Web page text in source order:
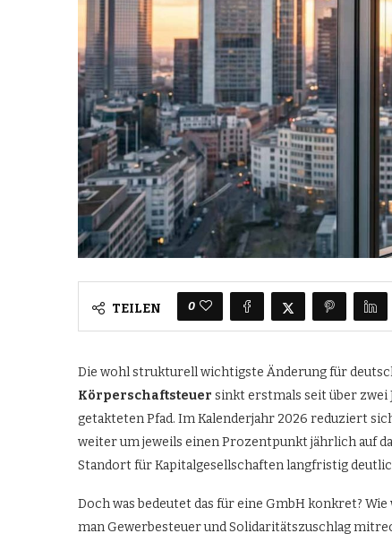
TEILEN 0
Die wohl strukturell wichtigste Änderung für
Körperschaftsteuer sinkt erstmals seit über
getakteten Pfad. Im Kalenderjahr 2026 reduziert
weiter um jeweils einen Prozentpunkt jährlich auf
Standort für Kapitalgesellschaften langfristig
Doch was bedeutet das für eine GmbH konkret?
man Gewerbesteuer und Solidaritätszuschlag